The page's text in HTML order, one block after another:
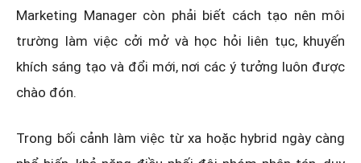
Marketing Manager còn phải biết cách tạo nên môi
trường làm việc cởi mở và học hỏi liên tục, khuyến
khích sáng tạo và đổi mới, nơi các ý tưởng luôn được
chào đón.
Trong bối cảnh làm việc từ xa hoặc hybrid ngày càng